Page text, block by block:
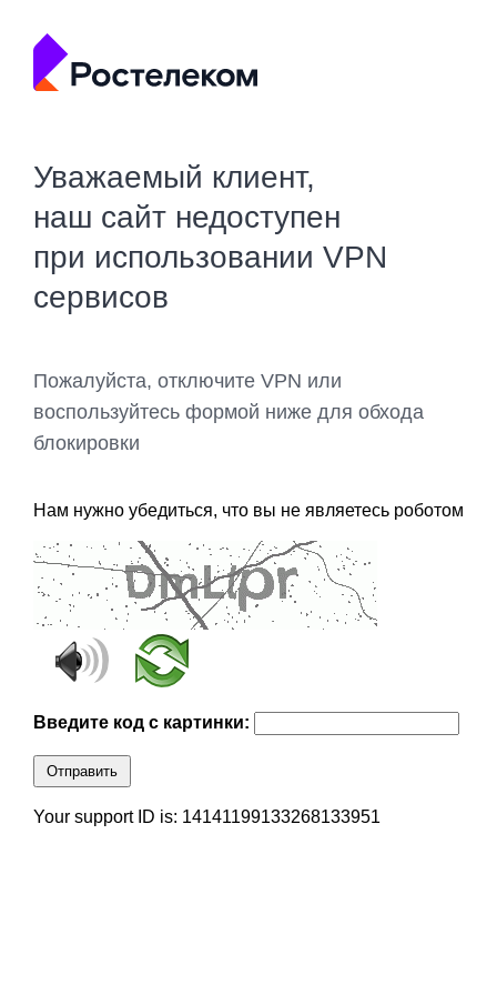
Уважаемый клиент,
наш сайт недоступен
при использовании VPN
сервисов
Пожалуйста, отключите VPN или
воспользуйтесь формой ниже для обхода
блокировки
Нам нужно убедиться, что вы не являетесь роботом
Введите код с картинки:
Отправить
Your support ID is: 14141199133268133951